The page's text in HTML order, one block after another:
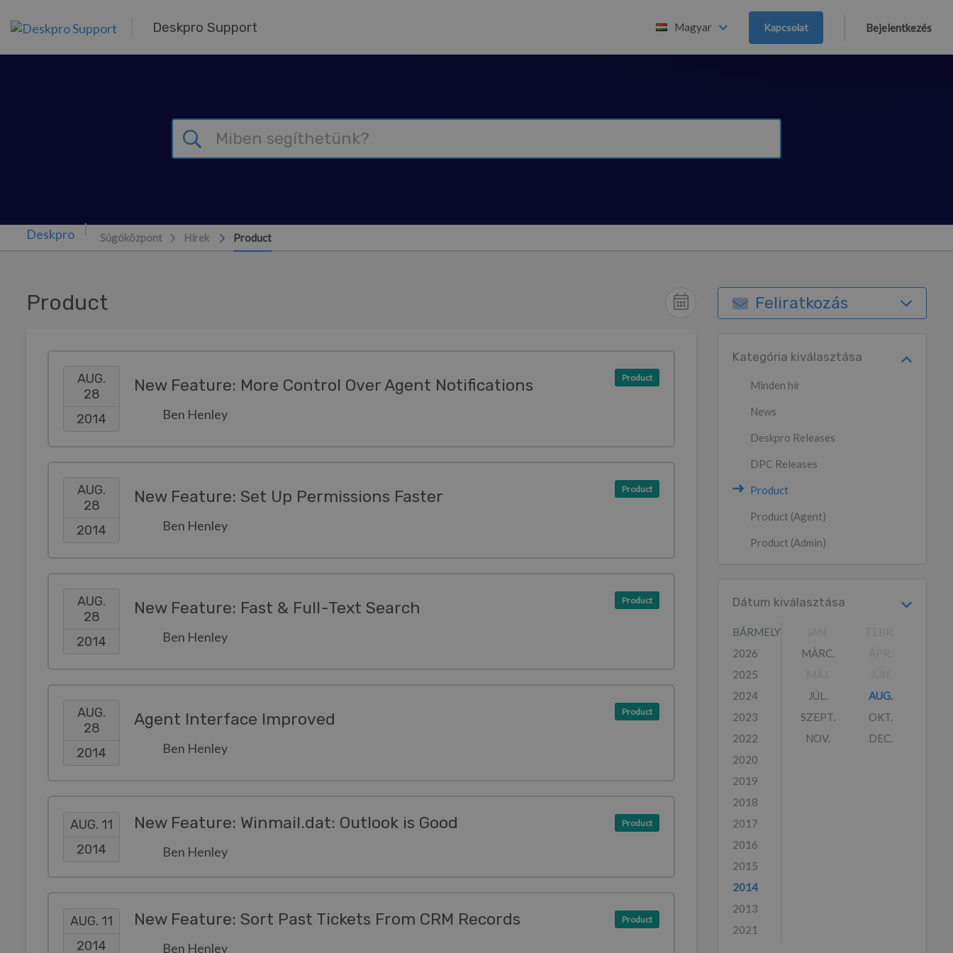
Deskpro Support Magyar Kapcsolat Bejelentkezés
Súgóközpont Hírek Product
Product
AUG.
28
2014
New Feature: More Control Over Agent Notifications
Ben Henley
Product
AUG.
28
2014
New Feature: Set Up Permissions Faster
Ben Henley
Product
AUG.
28
2014
New Feature: Fast & Full-Text Search
Ben Henley
Product
AUG.
28
2014
Agent Interface Improved
Ben Henley
Product
AUG. 11
2014
New Feature: Winmail.dat: Outlook is Good
Ben Henley
Product
AUG. 11
2014
New Feature: Sort Past Tickets From CRM Records
Ben Henley
Product
Feliratkozás
Kategória kiválasztása
Minden hír
News
Deskpro Releases
DPC Releases
Product
Product (Agent)
Product (Admin)
Dátum kiválasztása
BÁRMELY
2026
2025
2024
2023
2022
2020
2019
2018
2017
2016
2015
2014
2013
2021
MÁRC.
JÚL.
AUG.
SZEPT.
OKT.
NOV.
DEC.